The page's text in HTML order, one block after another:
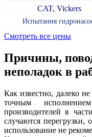
CAT, Vickers
Испытания
Смотреть все цены
Причины,
неполадок в
Как известно, далеко не
точным
производителей в
случаются перегрузки,
использование не